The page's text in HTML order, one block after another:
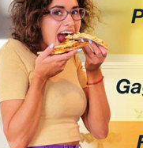
nuit
par R. Puzzio, Cannes
104 fois)